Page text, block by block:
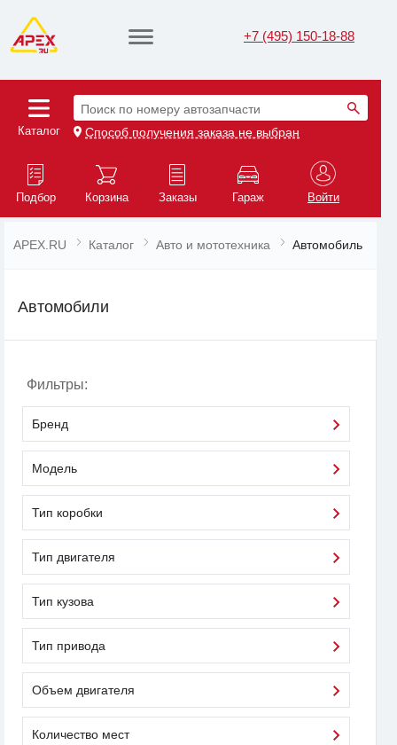
+7 (495) 150-18-88
Каталог
Поиск по номеру автозапчасти
Способ получения заказа не выбран
Подбор Корзина Заказы Гараж Войти
APEX.RU Каталог Авто и мототехника Автомобиль
Автомобили
Фильтры:
Бренд
Модель
Тип коробки
Тип двигателя
Тип кузова
Тип привода
Объем двигателя
Количество мест